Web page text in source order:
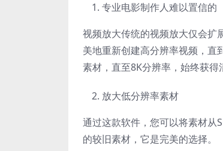
专业电影制作人难以置信的
视频放大传统的视频放大仅会扩
美地重新创建高分辨率视频，直
素材，直至8K分辨率，始终获得
放大低分辨率素材
通过这款软件，您可以将素材从
的较旧素材，它是完美的选择。